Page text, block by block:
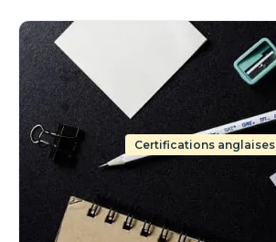
Certifications anglaises